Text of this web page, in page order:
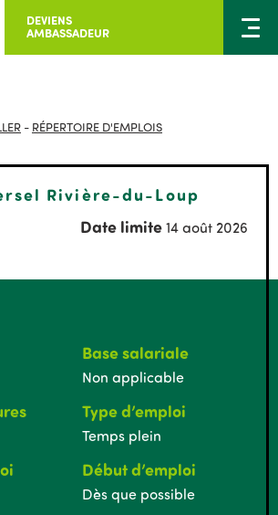
DEVIENS
AMBASSADEUR
- RÉPERTOIRE D'EMPLOIS
Rivière-du-Loup
Date limite 14 août 2026
Base salariale
Non applicable
Type d’emploi
Temps plein
Début d’emploi
Dès que possible